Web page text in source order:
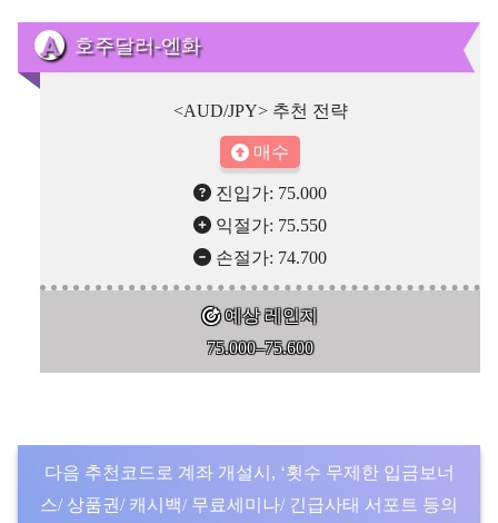
호주달러-엔화
<AUD/JPY> 추천 전략
매수
진입가: 75.000
익절가: 75.550
손절가: 74.700
예상 레인지
75.000–75.600
다음 추천코드로 계좌 개설시, ‘횟수 무제한 입금보너
스/ 상품권/ 캐시백/ 무료세미나/ 긴급사태 서포트 등의